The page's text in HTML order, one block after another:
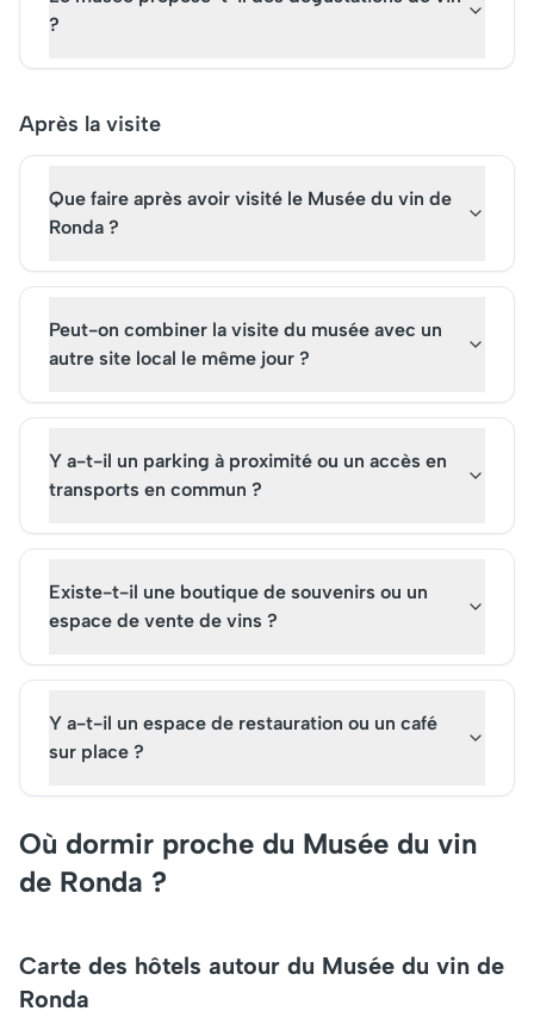
?
Après la visite
Que faire après avoir visité le Musée du vin de
Ronda ?
Peut-on combiner la visite du musée avec un
autre site local le même jour ?
Y a-t-il un parking à proximité ou un accès en
transports en commun ?
Existe-t-il une boutique de souvenirs ou un
espace de vente de vins ?
Y a-t-il un espace de restauration ou un café
sur place ?
Où dormir proche du Musée du vin
de Ronda ?
Carte des hôtels autour du Musée du vin de
Ronda